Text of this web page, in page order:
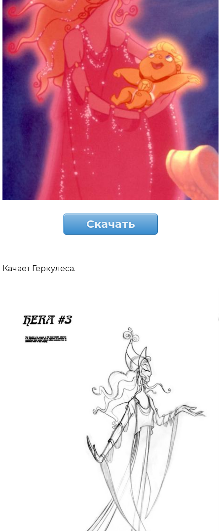
Скачать
Качает Геркулеса.